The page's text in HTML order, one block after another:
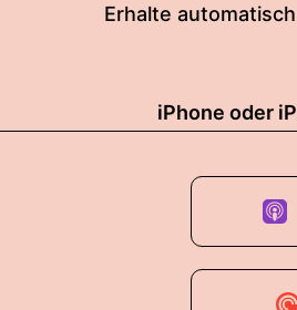
Erhalte
iPhone oder